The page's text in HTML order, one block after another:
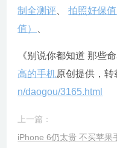
制全测评 、拍照好保
值）
《别说你都知道 那些
高的手机原创提供，转
n/daogou/3165.html
上一篇：
iPhone 6仍太贵 不买苹果